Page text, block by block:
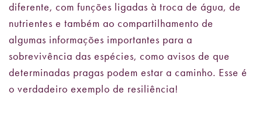
diferente, com funções ligadas à troca de água, de
nutrientes e também ao compartilhamento de
algumas informações importantes para a
sobrevivência das espécies, como avisos de que
determinadas pragas podem estar a caminho. Esse é
o verdadeiro exemplo de resiliência!